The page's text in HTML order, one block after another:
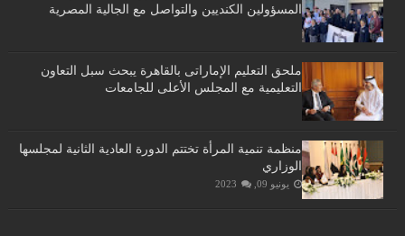
المسؤولين الكنديين والتواصل مع الجالية المصرية
ملحق التعليم الإماراتى بالقاهرة يبحث سبل التعاون
التعليمية مع المجلس الأعلى للجامعات
منظمة تنمية المرأة تختتم الدورة العادية الثانية لمجلسها
الوزاري
يونيو 09, 2023